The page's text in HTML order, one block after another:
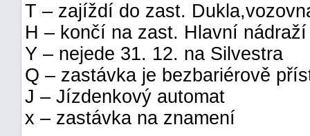
T – zajíždí do zast.
H – končí na zast. Hlavní nádraží
Y – nejede 31. 12. na Silvestra
Q – zastávka je bezbariérově
J – Jízdenkový automat
x – zastávka na znamení